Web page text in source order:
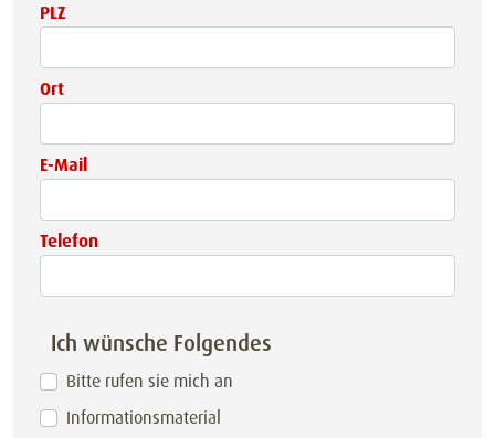
PLZ
Ort
E-Mail
Telefon
Ich wünsche Folgendes
Bitte rufen sie mich an
Informationsmaterial